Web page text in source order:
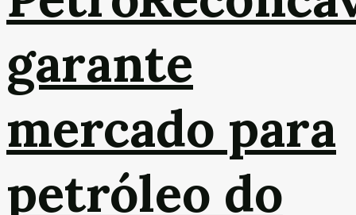
garante
mercado para
petróleo do